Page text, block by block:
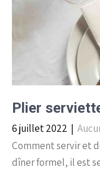
Plier
6 juillet 2022 |
Comment servir et
dîner formel, il est